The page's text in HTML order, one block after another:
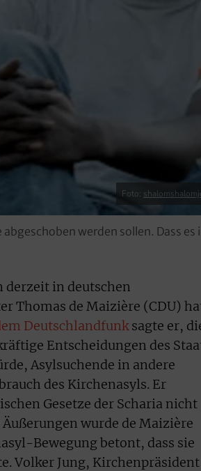
Foto:
werden sollen. Dass es
derzeit in deutschen
Thomas de Maizière (CDU)
Deutschlandfunksagte er,
Entscheidungen des
Asylsuchende in andere
des Kirchenasyls. Er
Gesetze der Scharia nicht
wurde de Maizière
Bewegung betont, dass sie
Volker Jung, Kirchenpräsident